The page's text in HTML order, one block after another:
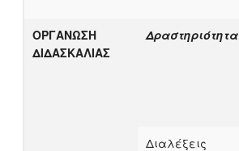
ΟΡΓΑΝΩΣΗ
ΔΙΔΑΣΚΑΛΙΑΣ
Δραστηριότητα
Διαλέξεις